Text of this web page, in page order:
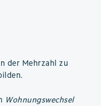
der Mehrzahl zu
Wohnungswechsel